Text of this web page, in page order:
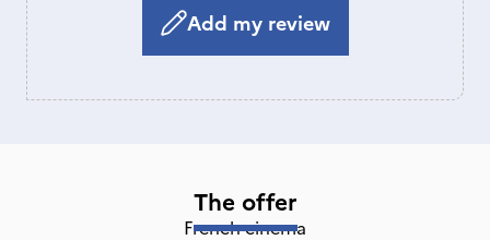
Add my review
The offer
French cinema